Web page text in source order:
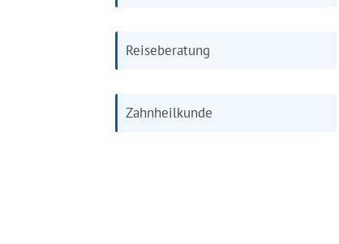
Reiseberatung
Zahnheilkunde